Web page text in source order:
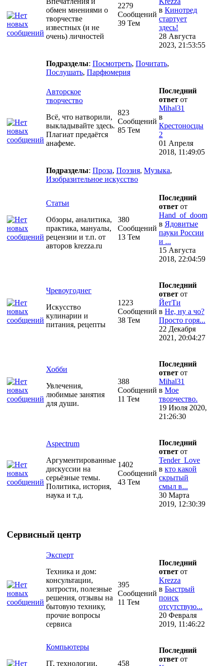
обмен мнениями о
творчестве
известных (и не
очень) личностей
2279
Сообщений
39 Тем
в Кинотред
стартует
здесь!
28 Августа
2023, 21:53:55
Подразделы: Посмотреть, Почитать,
Послушать, Парфюмерия
Авторское
творчество
Всё, что натворили,
выкладывайте здесь.
Плагиат предаётся
анафеме.
823
Сообщений
85 Тем
Последний
ответ от
Mihal31
в
Крестоносцы
2
01 Апреля
2018, 11:49:05
Подразделы: Проза, Поэзия, Музыка,
Изобразительное искусство
Статьи
Обзоры, аналитика,
практика, мануалы,
рецензии и т.п. от
авторов krezza.ru
380
Сообщений
13 Тем
Последний
ответ от
Hand_of_doom
в Ядовитые
пауки России
и ...
15 Августа
2018, 22:04:59
Чревоугоднег
Искусство
кулинарии и
питания, рецепты
1223
Сообщений
38 Тем
Последний
ответ от
ЙетТи
в Не, ну а чо?
Просто горя...
22 Декабря
2021, 20:04:27
Хобби
Увлечения,
любимые занятия
для души.
388
Сообщений
11 Тем
Последний
ответ от
Mihal31
в Мое
творчество.
19 Июля 2020,
21:26:30
Aspectrum
Аргументированные
дискуссии на
серьёзные темы.
Политика, история,
наука и т.д.
1402
Сообщений
43 Тем
Последний
ответ от
Tender_Love
в кто какой
скрытый
смыл в...
30 Марта
2019, 12:30:39
Сервисный центр
Эксперт
Техника и дом:
консультации,
хитрости, полезные
решения, отзывы на
бытовую технику,
прочие вопросы
сервиса
395
Сообщений
11 Тем
Последний
ответ от
Krezza
в Быстрый
поиск
отсутствую...
20 Февраля
2019, 11:46:22
Компьютеры
IT, технологии,
458
Последний
ответ от